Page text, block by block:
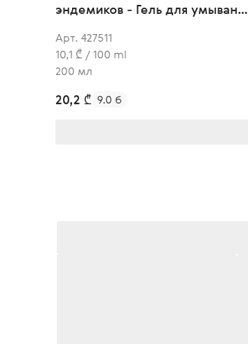
эндемиков - Гель для умывания
Арт. 427511
10,1 ₾ / 100 ml
200 мл
20,2 ₾ 9.0 б